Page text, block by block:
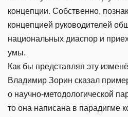
концепции. Собственно,
концепцией руководителей
национальных диаспор и
умы.
Как бы представляя эту
Владимир Зорин сказал
о научно-методологической
то она написана в парадигме